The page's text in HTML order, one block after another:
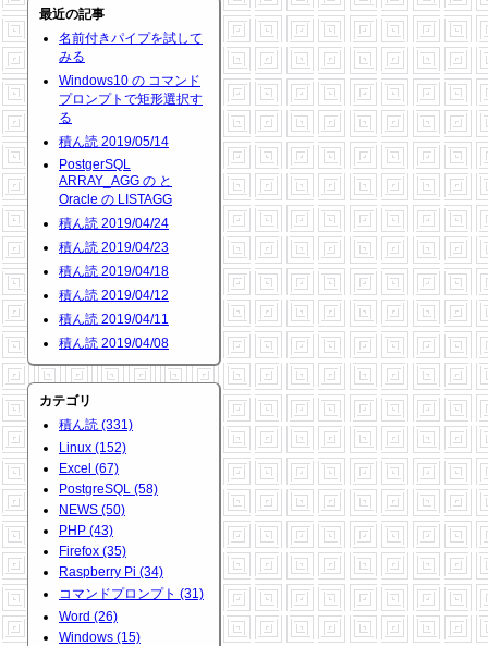
最近の記事
名前付きパイプを試して
みる
Windows10 の コマンド
プロンプトで矩形選択す
る
積ん読 2019/05/14
PostgerSQL
ARRAY_AGG の と
Oracle の LISTAGG
積ん読 2019/04/24
積ん読 2019/04/23
積ん読 2019/04/18
積ん読 2019/04/12
積ん読 2019/04/11
積ん読 2019/04/08
カテゴリ
積ん読 (331)
Linux (152)
Excel (67)
PostgreSQL (58)
NEWS (50)
PHP (43)
Firefox (35)
Raspberry Pi (34)
コマンドプロンプト (31)
Word (26)
Windows (15)